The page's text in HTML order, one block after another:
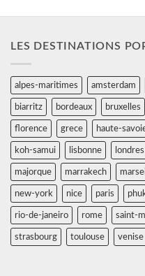
LES DESTINATIONS
alpes-maritimes amsterdam
biarritz bordeaux bruxelles
florence grece haute-
koh-samui lisbonne londres
majorque marrakech
new-york nice paris
rio-de-janeiro rome saint-
strasbourg toulouse venise